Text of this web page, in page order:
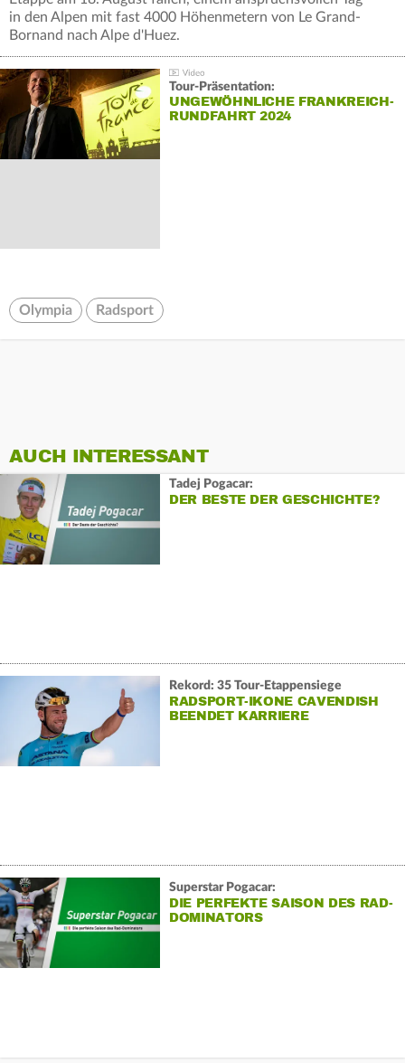
in den Alpen mit fast 4000 Höhenmetern von Le Grand-
Bornand nach Alpe d'Huez.
Tour-Präsentation:
UNGEWÖHNLICHE FRANKREICH-
RUNDFAHRT 2024
Olympia Radsport
AUCH INTERESSANT
Tadej Pogacar:
DER BESTE DER GESCHICHTE?
Rekord: 35 Tour-Etappensiege
RADSPORT-IKONE CAVENDISH
BEENDET KARRIERE
Superstar Pogacar:
DIE PERFEKTE SAISON DES RAD-
DOMINATORS